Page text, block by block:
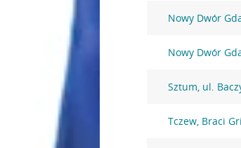
Nowy Dwór
Nowy Dwór
Sztum, ul.
Tczew, Braci